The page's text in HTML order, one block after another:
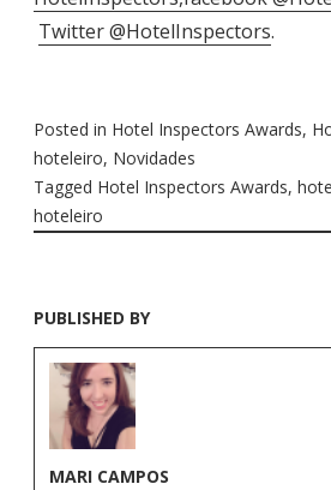
Twitter @HotelInspectors.
Posted in Hotel Inspectors Awards,
hoteleiro, Novidades
Tagged Hotel Inspectors Awards,
hoteleiro
PUBLISHED BY
MARI CAMPOS